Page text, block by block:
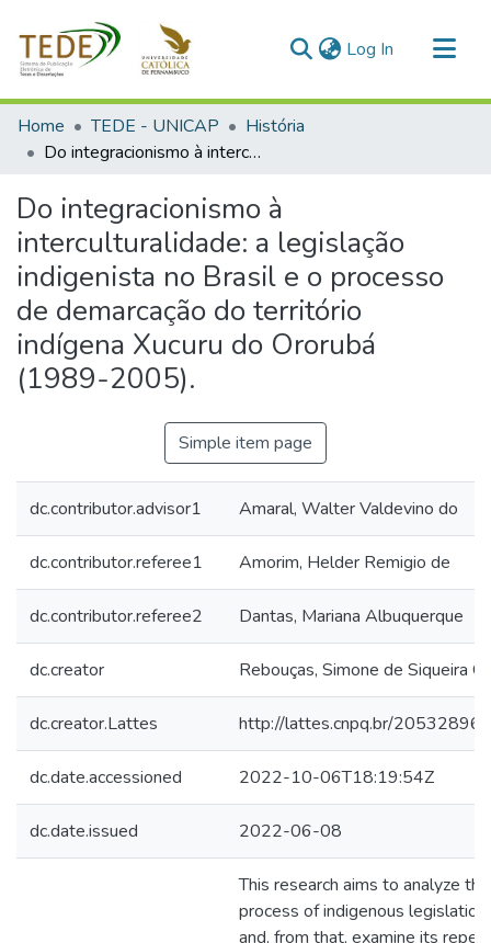
Log In (current)
Communities & Collections
All of DSpace
Home TEDE - UNICAP
História
Do integracionismo à interculturalidade: a legislação indigenista no Brasil e o processo de demarcação do território indígena Xucuru do Ororubá (1989-2005).
Do integracionismo à
interculturalidade: a legislação
indigenista no Brasil e o processo
de demarcação do território
indígena Xucuru do Ororubá
(1989-2005).
Simple item page
dc.contributor.advisor1 Amaral, Walter Valdevino do
dc.contributor.referee1 Amorim, Helder Remigio de
dc.contributor.referee2 Dantas, Mariana Albuquerque
dc.creator Rebouças, Simone de Siqueira
dc.creator.Lattes http://lattes.cnpq.br/
dc.date.accessioned 2022-10-06T18:19:54Z
dc.date.issued 2022-06-08
This research aims to analyze
process of indigenous legislation
and, from that, examine its